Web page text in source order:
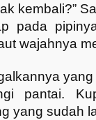
kembali?”
pada
wajahnya
pantai.
yang sudah